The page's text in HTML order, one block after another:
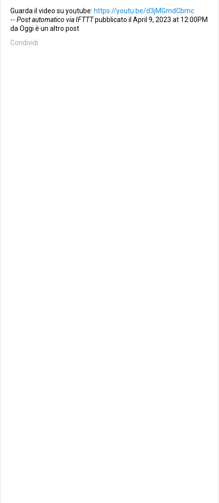
Guarda il video su youtube: https://youtu.be/d3jMGmdCbmc
-- Post automatico via IFTTTpubblicato il April 9, 2023 at 12:00PM
da Oggi è un altro post
Condividi